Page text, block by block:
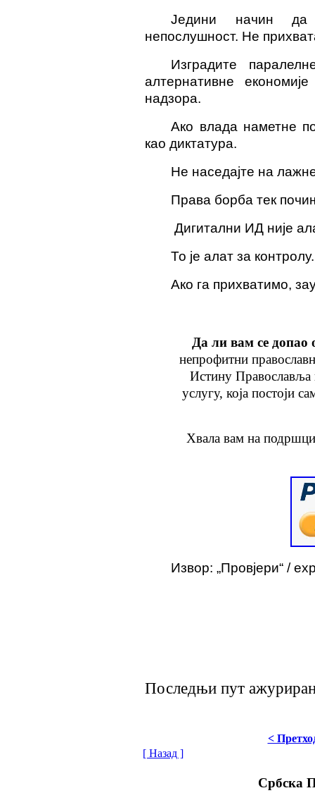
Једини начин да
непослушност. Не
Изградите
алтернативне
надзора.
Ако влада наметне
као диктатура.
Не наседајте на
Права борба тек
Дигитални ИД није
То је алат за контролу.
Ако га прихватимо,
Да ли вам се допао
непрофитни
Истину
услугу, којапостоји
Хвала вам на
Извор: „Провјери“/
Последњи пут
<
[ Назад ]
Србска